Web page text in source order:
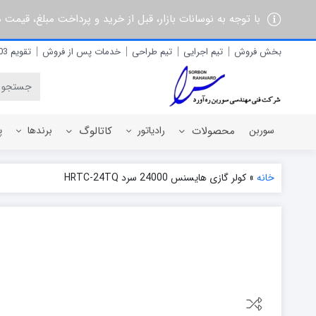
با توجه به نوسانات بازار، قبل از خرید و پرداخت مبلغ،
بخش فروش تیم اجرایی تیم طراحی خدمات پس از فروش تقویم 1403
سوربن محصولات رادیاتور کاتالوگ برندها
خانه» کولر گازی هایسنس 24000 سرد HRTC-24TQ